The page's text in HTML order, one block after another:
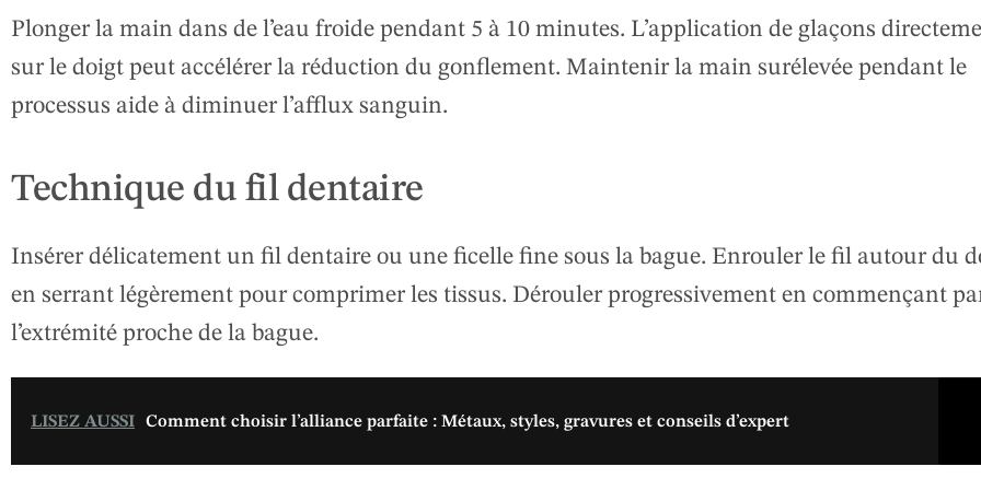
Plonger la main dans de l’eau froide pendant 5 à 10 minutes. L’application de glaçons
sur le doigt peut accélérer la réduction du gonflement. Maintenir la main surélevée pendant le
processus aide à diminuer l’afflux sanguin.
Technique du fil dentaire
Insérer délicatement un fil dentaire ou une ficelle fine sous la bague. Enrouler le fil autour du
en serrant légèrement pour comprimer les tissus. Dérouler progressivement en commençant
l’extrémité proche de la bague.
LISEZ AUSSI Comment choisir l’alliance parfaite : Métaux, styles, gravures et conseils d’expert